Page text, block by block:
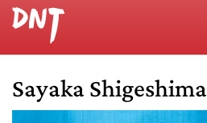
Sayaka Shigeshima